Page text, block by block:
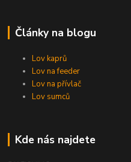
Články na blogu
Lov kaprů
Lov na feeder
Lov na přívlač
Lov sumců
Kde nás najdete